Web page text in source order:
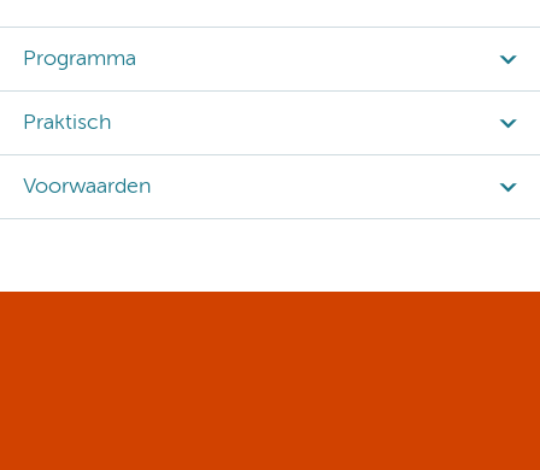
Programma
Praktisch
Voorwaarden